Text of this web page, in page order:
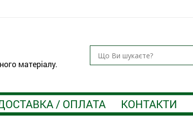
матеріалу.
/ ОПЛАТА КОНТАКТИ